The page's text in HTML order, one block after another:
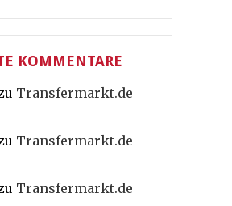
KOMMENTARE
Transfermarkt.de
Transfermarkt.de
Transfermarkt.de